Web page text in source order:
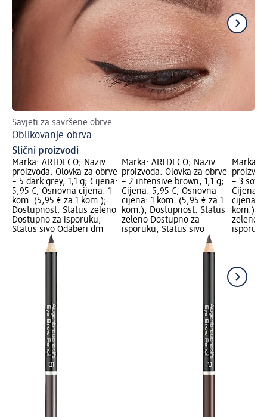
Savjeti za savršene obrve
Oblikovanje obrva
Slični proizvodi
Marka: ARTDECO; Naziv
proizvoda: Olovka za obrve
– 5 dark grey, 1,1 g; Cijena:
5,95 €; Osnovna cijena: 1
kom. (5,95 € za 1 kom.);
Dostupnost: Status zeleno
Dostupno za isporuku,
Status sivo Odaberi dm
Marka: ARTDECO; Naziv
proizvoda: Olovka za obrve
– 2 intensive brown, 1,1 g;
Cijena: 5,95 €; Osnovna
cijena: 1 kom. (5,95 € za 1
kom.); Dostupnost: Status
zeleno Dostupno za
isporuku, Status sivo
Marka:
– 3 soft
Cijena:
cijena: 1
kom.);
zeleno